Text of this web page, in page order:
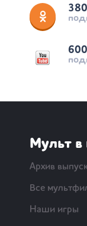
Мульт в
Архив
Все
Наши игры